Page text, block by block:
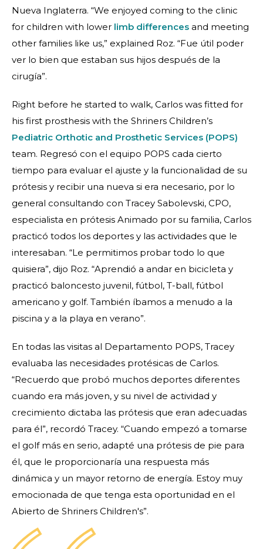
Nueva Inglaterra. “We enjoyed coming to the clinic
for children with lower limb differences and meeting
other families like us,” explained Roz. “Fue útil poder
ver lo bien que estaban sus hijos después de la
cirugía”.
Right before he started to walk, Carlos was fitted for
his first prosthesis with the Shriners Children’s
Pediatric Orthotic and Prosthetic Services (POPS)
team. Regresó con el equipo POPS cada cierto
tiempo para evaluar el ajuste y la funcionalidad de su
prótesis y recibir una nueva si era necesario, por lo
general consultando con Tracey Sabolevski, CPO,
especialista en prótesis Animado por su familia, Carlos
practicó todos los deportes y las actividades que le
interesaban. “Le permitimos probar todo lo que
quisiera”, dijo Roz. “Aprendió a andar en bicicleta y
practicó baloncesto juvenil, fútbol, T-ball, fútbol
americano y golf. También íbamos a menudo a la
piscina y a la playa en verano”.
En todas las visitas al Departamento POPS, Tracey
evaluaba las necesidades protésicas de Carlos.
“Recuerdo que probó muchos deportes diferentes
cuando era más joven, y su nivel de actividad y
crecimiento dictaba las prótesis que eran adecuadas
para él”, recordó Tracey. “Cuando empezó a tomarse
el golf más en serio, adapté una prótesis de pie para
él, que le proporcionaría una respuesta más
dinámica y un mayor retorno de energía. Estoy muy
emocionada de que tenga esta oportunidad en el
Abierto de Shriners Children's”.